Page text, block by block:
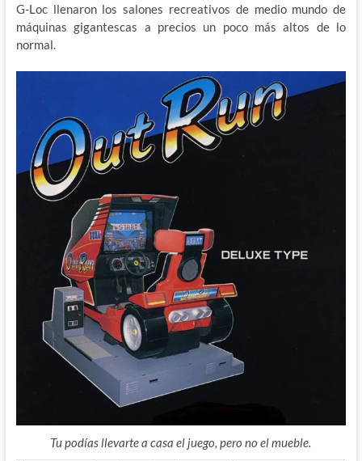
G-Loc llenaron los salones recreativos de medio mundo de
máquinas gigantescas a precios un poco más altos de lo
normal.
Tu podías llevarte a casa el juego, pero no el mueble.